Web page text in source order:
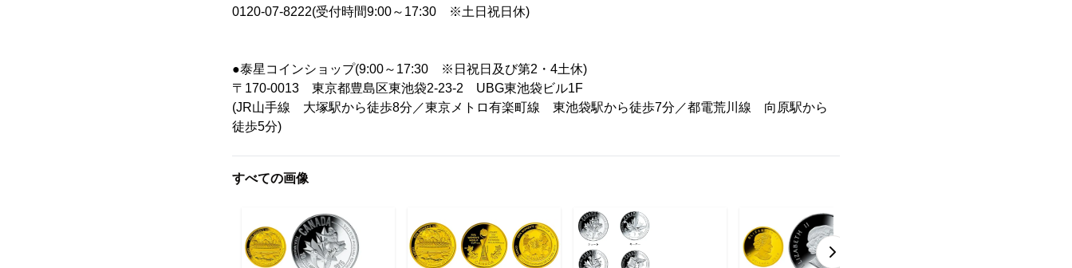
0120-07-8222(受付時間9:00～17:30 ※土日祝日休)
●泰星コインショップ(9:00～17:30 ※日祝日及び第2・4土休)
〒170-0013 東京都豊島区東池袋2-23-2 UBG東池袋ビル1F
(JR山手線 大塚駅から徒歩8分／東京メトロ有楽町線 東池袋駅から徒歩7分／都電荒川線 向原駅から
徒歩5分)
すべての画像